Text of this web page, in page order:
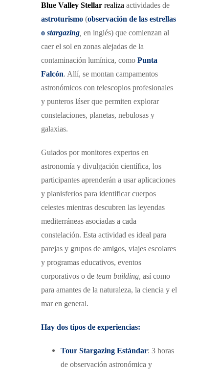
Blue Valley Stellar realiza actividades de
astroturismo (observación de las estrellas
o stargazing en inglés) que comienzan al
caer el sol en zonas alejadas de la
contaminación lumínica, como Punta
Falcón. Allí, se montan campamentos
astronómicos con telescopios profesionales
y punteros láser que permiten explorar
constelaciones, planetas, nebulosas y
galaxias.
Guiados por monitores expertos en
astronomía y divulgación científica, los
participantes aprenderán a usar aplicaciones
y planisferios para identificar cuerpos
celestes mientras descubren las leyendas
mediterráneas asociadas a cada
constelación. Esta actividad es ideal para
parejas y grupos de amigos, viajes escolares
y programas educativos, eventos
corporativos o de team building, así como
para amantes de la naturaleza, la ciencia y el
mar en general.
Hay dos tipos de experiencias:
Tour Stargazing Estándar: 3 horas
de observación astronómica y